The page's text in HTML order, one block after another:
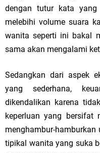
dengan tutur kata
melebihi volume suara
wanita seperti ini bakal
sama akan mengalami
Sedangkan dari aspek
yang sederhana,
dikendalikan karena
keperluan yang bersifat
menghambur-
tipikal wanita yang suka